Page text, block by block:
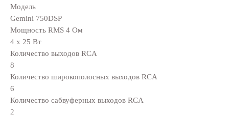
Модель
Gemini 750DSP
Мощность RMS 4 Ом
4 x 25 Вт
Количество выходов RCA
8
Количество широкополосных выходов RCA
6
Количество сабвуферных выходов RCA
2